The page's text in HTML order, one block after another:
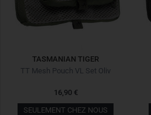
TASMANIAN TIGER
TT Mesh Pouch VL Set Oliv
16,90 €
SEULEMENT CHEZ NOUS